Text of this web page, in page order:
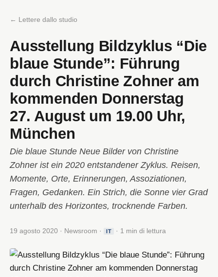
← Lettere dallo studio
Ausstellung Bildzyklus “Die
blaue Stunde”: Führung
durch Christine Zohner am
kommenden Donnerstag
27. August um 19.00 Uhr,
München
Die blaue Stunde Neue Bilder von Christine
Zohner ist ein 2020 entstandener Zyklus. Reisen,
Momente, Orte, Erinnerungen, Assoziationen,
Fragen, Gedanken. Ein Strich, die Sonne vier Grad
unterhalb des Horizontes, trocknende Farben.
19 agosto 2020 · Newsroom · IT · 1 min di lettura